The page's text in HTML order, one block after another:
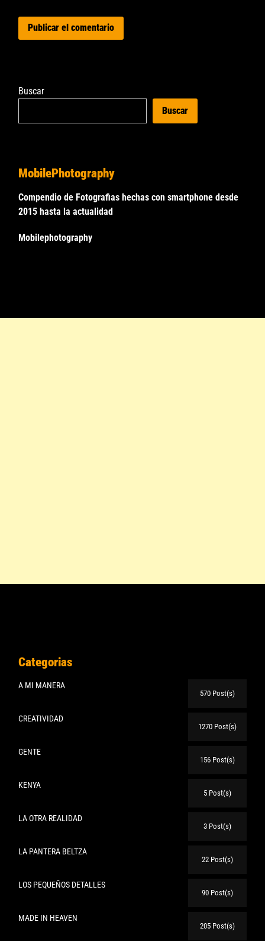
Buscar
Buscar
MobilePhotography
Compendio de Fotografias hechas con smartphone desde
2015 hasta la actualidad
Mobilephotography
Categorias
A MI MANERA
570 Post(s)
CREATIVIDAD
1270 Post(s)
GENTE
156 Post(s)
KENYA
5 Post(s)
LA OTRA REALIDAD
3 Post(s)
LA PANTERA BELTZA
22 Post(s)
LOS PEQUEÑOS DETALLES
90 Post(s)
MADE IN HEAVEN
205 Post(s)